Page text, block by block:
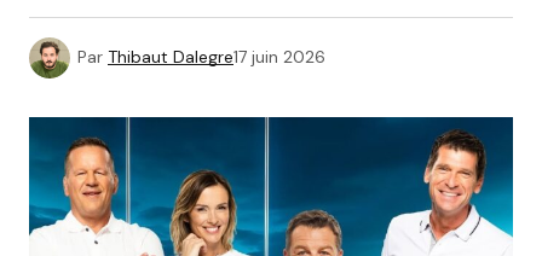
Par Thibaut Dalegre17 juin 2026